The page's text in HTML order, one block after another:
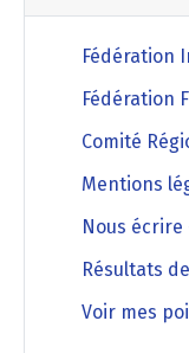
Fédération
Fédération
Comité
Mentions
Nous écrire
Résultats
Voir mes